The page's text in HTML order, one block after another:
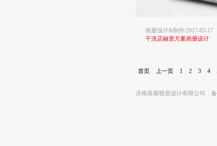
画册设计&制作/2017-03-17
干洗店融资方案画册设计
首页 上一页 1 2 3 4
济南莫都视觉设计有限公司